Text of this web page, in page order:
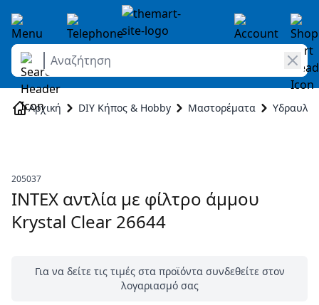
Skip to Content
Αναζήτηση
Αρχική DIY Κήπος & Hobby Μαστορέματα
205037
INTEX αντλία με φίλτρο άμμου
Krystal Clear 26644
Για να δείτε τις τιμές στα προϊόντα συνδεθείτε στον
λογαριασμό σας